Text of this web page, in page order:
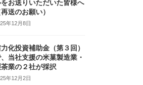
をお送りいただいた皆様へ
再送のお願い）
年12月8日
化投資補助金（第３回）
当社支援の米菓製造業・
業の２社が採択
年12月2日